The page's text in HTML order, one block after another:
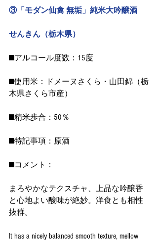
③「モダン仙禽 無垢」純米大吟醸酒
せんきん（栃木県）
■アルコール度数：15度
■使用米：ドメーヌさくら・山田錦（栃
木県さくら市産）
■精米歩合：50％
■特記事項：原酒
■コメント：
まろやかなテクスチャ、上品な吟醸香
と心地よい酸味が絶妙。洋食とも相性
抜群。
It has a nicely balanced smooth texture, mellow